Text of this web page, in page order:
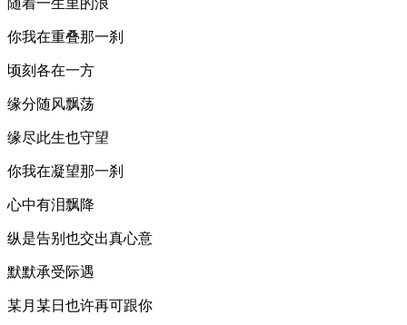
你我在重叠那一刹
顷刻各在一方
缘分随风飘荡
缘尽此生也守望
你我在凝望那一刹
心中有泪飘降
纵是告别也交出真心意
默默承受际遇
某月某日也许再可跟你